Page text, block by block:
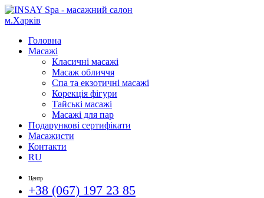
Головна
Масажі
Класичні масажі
Масаж обличчя
Спа та екзотичні масажі
Корекція фігури
Тайські масажі
Масажі для пар
Подарункові сертифікати
Масажисти
Контакти
RU
Центр
+38 (067) 197 23 85